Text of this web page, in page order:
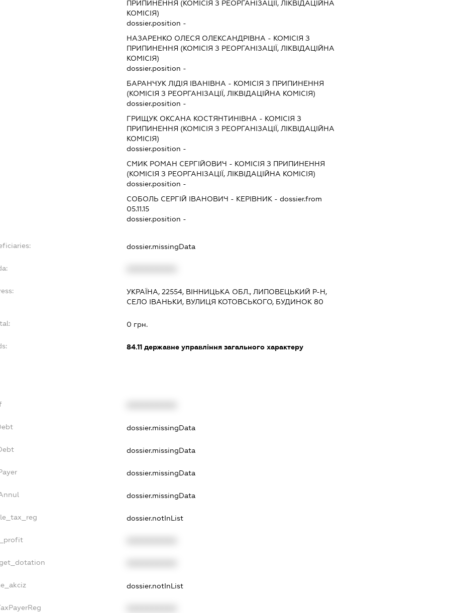
ПРИПИНЕННЯ (КОМІСІЯ З РЕОРГАНІЗАЦІЇ, ЛІКВІДАЦІЙНА
КОМІСІЯ)
dossier.position -
НАЗАРЕНКО ОЛЕСЯ ОЛЕКСАНДРІВНА - КОМІСІЯ З
ПРИПИНЕННЯ (КОМІСІЯ З РЕОРГАНІЗАЦІЇ, ЛІКВІДАЦІЙНА
КОМІСІЯ)
dossier.position -
БАРАНЧУК ЛІДІЯ ІВАНІВНА - КОМІСІЯ З ПРИПИНЕННЯ
(КОМІСІЯ З РЕОРГАНІЗАЦІЇ, ЛІКВІДАЦІЙНА КОМІСІЯ)
dossier.position -
ГРИЩУК ОКСАНА КОСТЯНТИНІВНА - КОМІСІЯ З
ПРИПИНЕННЯ (КОМІСІЯ З РЕОРГАНІЗАЦІЇ, ЛІКВІДАЦІЙНА
КОМІСІЯ)
dossier.position -
СМИК РОМАН СЕРГІЙОВИЧ - КОМІСІЯ З ПРИПИНЕННЯ
(КОМІСІЯ З РЕОРГАНІЗАЦІЇ, ЛІКВІДАЦІЙНА КОМІСІЯ)
dossier.position -
СОБОЛЬ СЕРГІЙ ІВАНОВИЧ - КЕРІВНИК- dossier.from
05.11.15
dossier.position -
dossier.missingData
УКРАЇНА, 22554, ВІННИЦЬКА ОБЛ., ЛИПОВЕЦЬКИЙ Р-Н,
СЕЛО ІВАНЬКИ, ВУЛИЦЯ КОТОВСЬКОГО, БУДИНОК 80
0 грн.
84.11державне управління загального характеру
dossier.missingData
dossier.missingData
dossier.missingData
dossier.missingData
dossier.notInList
dossier.notInList